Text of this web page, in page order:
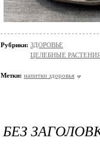
Рубрики: ЗДОРОВЬЕ
ЦЕЛЕБНЫЕ
Метки: напитки здоровья
БЕЗ